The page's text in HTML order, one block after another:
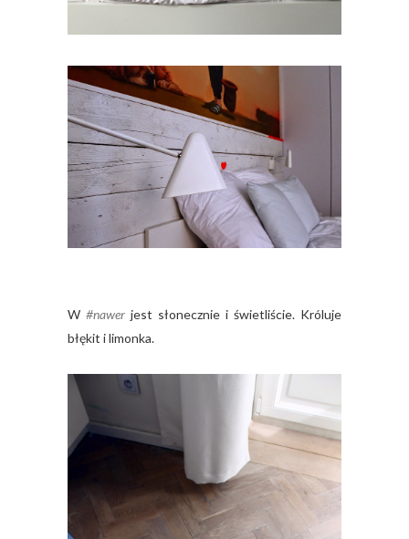
W #nawer jest słonecznie i świetliście. Króluje
błękit i limonka.